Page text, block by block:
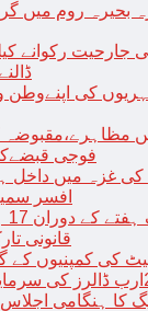
جارحیت رکوانے
کی اپنےوطن
مظاہرے،مقبوضہ
فوجی قبضےکو 76 سال
کی غزہ میں
افسر سمیت 5 فوجی
قانونی
کی کمپنیوں کے
کا ہنگامی